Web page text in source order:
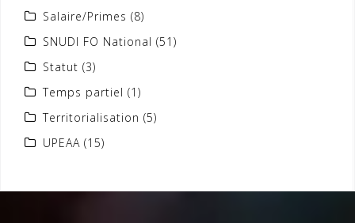
Salaire/Primes (8)
SNUDI FO National (51)
Statut (3)
Temps partiel (1)
Territorialisation (5)
UPEAA (15)